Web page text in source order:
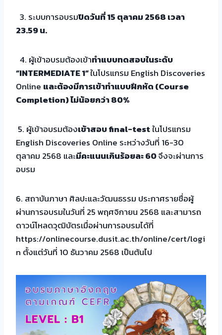
3. ระบบการอบรมปิดวันที่ 15 ตุลาคม 2568 เวลา
23.59 น.
4. ผู้เข้าอบรมต้องเข้าทำแบบทดสอบในระดับ
“INTERMEDIATE 1”ในโปรแกรม English Discoveries
Online และต้องมีการเข้าทำแบบฝึกหัด (Course
Completion) ไม่น้อยกว่า 80%
5. ผู้เข้าอบรมต้องเข้าสอบ final-testในโปรแกรม
English Discoveries Online ระหว่างวันที่ 16-30
ตุลาคม 2568 และมีคะแนนเกินร้อยละ 60จึงจะผ่านการ
อบรม
6. สถาบันภาษา ศิลปะและวัฒนธรรม ประกาศรายชื่อผู้
ผ่านการอบรมในวันที่ 25 พฤศจิกายน 2568 และสามารถ
ดาวน์โหลดวุฒิบัตรเมื่อผ่านการอบรมได้ที่
https://onlinecourse.dusit.ac.th/online/cert/logi
n ตั้งแต่วันที่ 10 ธันวาคม 2568 เป็นต้นไป